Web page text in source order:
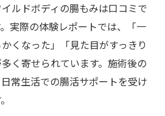
ルドボディの腸もみは口コミで
実際の体験レポートでは、「一
くなった」「見た目がすっきり
く寄せられています。施術後の
常生活での腸活サポートを受け